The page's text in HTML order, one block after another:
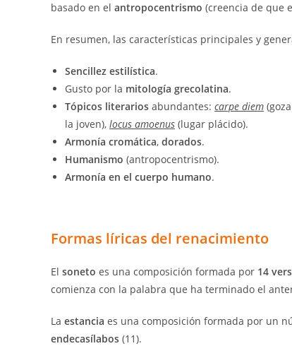
basado en el antropocentrismo (creencia de que
En resumen, las características principales y
Sencillez estilística.
Gusto por la mitología grecolatina.
Tópicos literarios abundantes: carpe diem
la joven), locus amoenus (lugar plácido).
Armonía cromática, dorados.
Humanismo (antropocentrismo).
Armonía en el cuerpo humano.
Formas líricas del renacimiento
El soneto es una composición formada por 14
comienza con la palabra que ha terminado el
La estancia es una composición formada por un
endecasílabos (11).